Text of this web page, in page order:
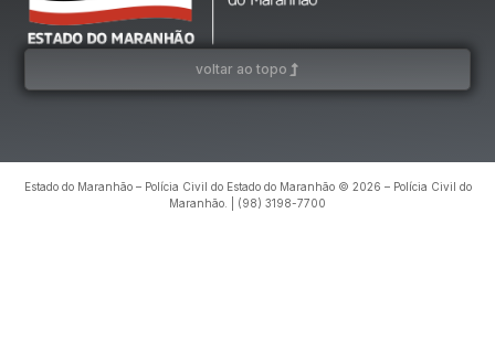
voltar ao topo
Estado do Maranhão – Polícia Civil do Estado do Maranhão © 2026 – Polícia Civil do
Maranhão. | (98) 3198-7700